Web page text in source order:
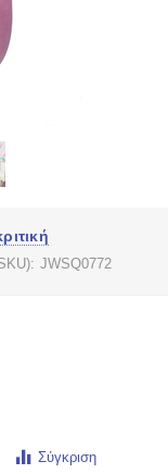
JWSQ0772
Σύγκριση